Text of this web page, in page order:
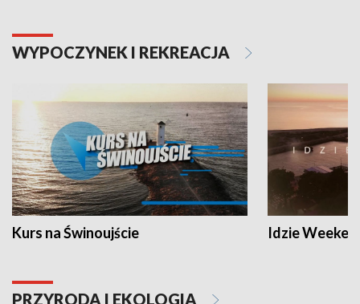
WYPOCZYNEK I REKREACJA
Kurs na Świnoujście Idzie
PRZYRODA I EKOLOGIA